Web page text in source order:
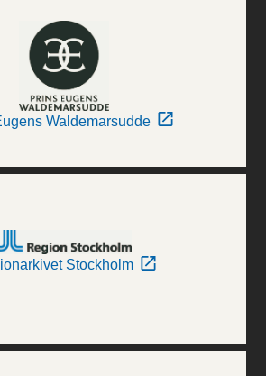
Waldemarsudde
Stockholm